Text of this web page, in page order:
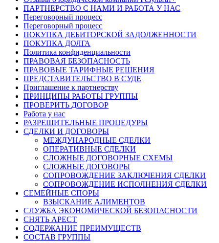
ПАРТНЕРСТВО С НАМИ И РАБОТА У НАС
Переговорный процесс
Переговорный процесс
ПОКУПКА ДЕБИТОРСКОЙ ЗАДОЛЖЕННОСТИ
ПОКУПКА ДОЛГА
Политика конфиденциальности
ПРАВОВАЯ БЕЗОПАСНОСТЬ
ПРАВОВЫЕ ТАРИФНЫЕ РЕШЕНИЯ
ПРЕДСТАВИТЕЛЬСТВО В СУДЕ
Приглашение к партнерству
ПРИНЦИПЫ РАБОТЫ ГРУППЫ
ПРОВЕРИТЬ ДОГОВОР
Работа у нас
РАЗРЕШИТЕЛЬНЫЕ ПРОЦЕДУРЫ
СДЕЛКИ И ДОГОВОРЫ
МЕЖДУНАРОДНЫЕ СДЕЛКИ
ОПЕРАТИВНЫЕ СДЕЛКИ
СЛОЖНЫЕ ДОГОВОРНЫЕ СХЕМЫ
СЛОЖНЫЕ ДОГОВОРЫ
СОПРОВОЖДЕНИЕ ЗАКЛЮЧЕНИЯ СДЕЛКИ
СОПРОВОЖДЕНИЕ ИСПОЛНЕНИЯ СДЕЛКИ
СЕМЕЙНЫЕ СПОРЫ
ВЗЫСКАНИЕ АЛИМЕНТОВ
СЛУЖБА ЭКОНОМИЧЕСКОЙ БЕЗОПАСНОСТИ
СНЯТЬ АРЕСТ
СОДЕРЖАНИЕ ПРЕИМУЩЕСТВ
СОСТАВ ГРУППЫ